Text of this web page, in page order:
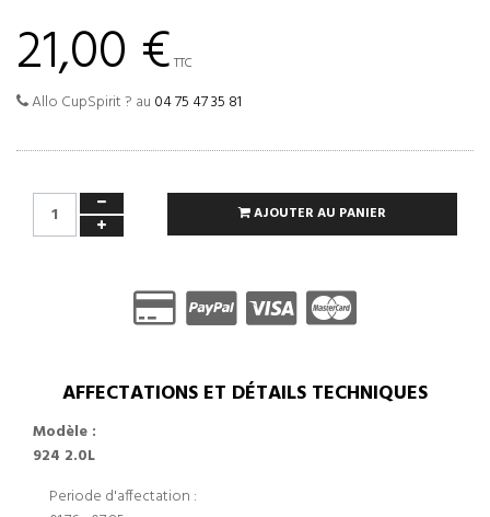
21,00 € TTC
Allo CupSpirit ? au 04 75 47 35 81
AJOUTER AU PANIER
AFFECTATIONS ET DÉTAILS TECHNIQUES
Modèle :
924 2.0L
Periode d'affectation :